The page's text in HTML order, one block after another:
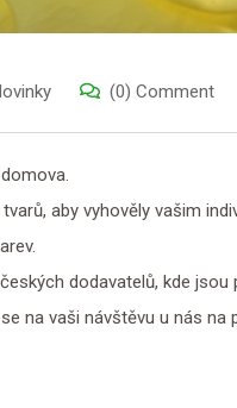
(0) Comment
aby vyhověly vašim
dodavatelů, kde
na vaši návštěvu u nás na